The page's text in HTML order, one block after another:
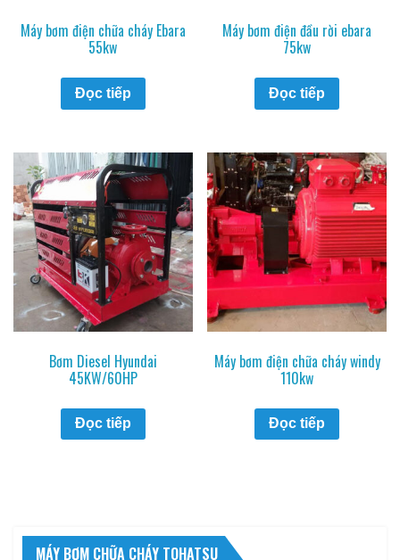
Máy bơm điện chữa cháy Ebara
55kw
Đọc tiếp
Máy bơm điện đầu rời ebara
75kw
Đọc tiếp
Bơm Diesel Hyundai
45KW/60HP
Đọc tiếp
Máy bơm điện chữa cháy windy
110kw
Đọc tiếp
MÁY BƠM CHỮA CHÁY TOHATSU